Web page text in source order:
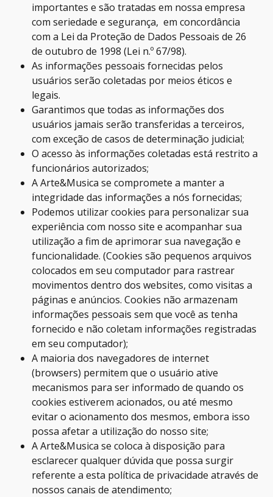
importantes e são tratadas em nossa empresa
com seriedade e segurança, em concordância
com a Lei da Proteção de Dados Pessoais de 26
de outubro de 1998 (Lei n.º 67/98).
As informações pessoais fornecidas pelos
usuários serão coletadas por meios éticos e
legais.
Garantimos que todas as informações dos
usuários jamais serão transferidas a terceiros,
com exceção de casos de determinação judicial;
O acesso às informações coletadas está restrito a
funcionários autorizados;
A Arte&Musica se compromete a manter a
integridade das informações a nós fornecidas;
Podemos utilizar cookies para personalizar sua
experiência com nosso site e acompanhar sua
utilização a fim de aprimorar sua navegação e
funcionalidade. (Cookies são pequenos arquivos
colocados em seu computador para rastrear
movimentos dentro dos websites, como visitas a
páginas e anúncios. Cookies não armazenam
informações pessoais sem que você as tenha
fornecido e não coletam informações registradas
em seu computador);
A maioria dos navegadores de internet
(browsers) permitem que o usuário ative
mecanismos para ser informado de quando os
cookies estiverem acionados, ou até mesmo
evitar o acionamento dos mesmos, embora isso
possa afetar a utilização do nosso site;
A Arte&Musica se coloca à disposição para
esclarecer qualquer dúvida que possa surgir
referente a esta política de privacidade através de
nossos canais de atendimento;